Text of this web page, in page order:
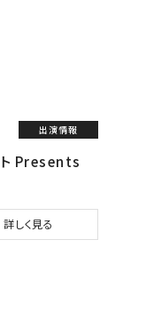
出演情報
ト Presents
詳しく見る